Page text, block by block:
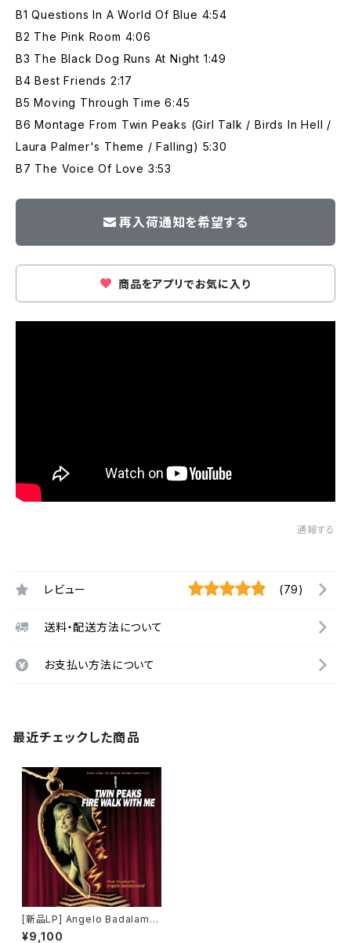
B1 Questions In A World Of Blue 4:54
B2 The Pink Room 4:06
B3 The Black Dog Runs At Night 1:49
B4 Best Friends 2:17
B5 Moving Through Time 6:45
B6 Montage From Twin Peaks (Girl Talk / Birds In Hell /
Laura Palmer's Theme / Falling) 5:30
B7 The Voice Of Love 3:53
再入荷通知を希望する
商品をアプリでお気に入り
通報する
レビュー (79)
送料・配送方法について
お支払い方法について
最近チェックした商品
[新品LP] Angelo Badalame
nti ? Twin Peaks - Fire Wal
¥9,100